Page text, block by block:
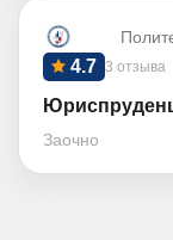
3 отзыва
4.7
Заочно